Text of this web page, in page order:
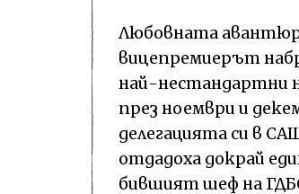
Любовната
вицепремиерът
най-нестандартни
през ноември и
делегацията си в
отдадоха докрай
бившият шеф на